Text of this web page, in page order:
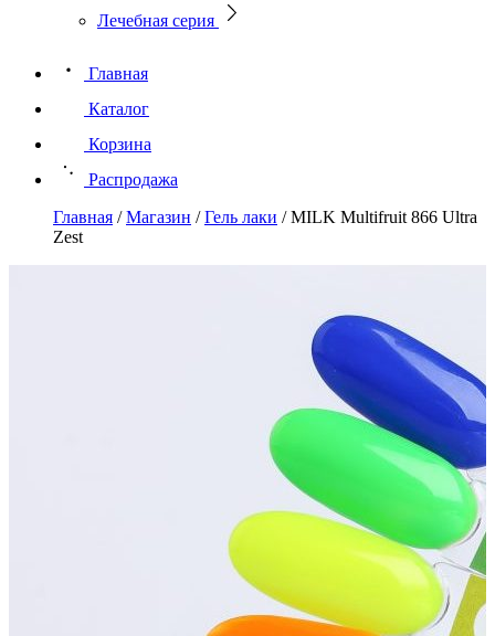
Лечебная серия
Главная
Каталог
Корзина
Распродажа
Главная /Магазин /Гель лаки /MILK Multifruit 866 Ultra
Zest